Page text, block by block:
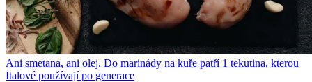
Ani smetana, ani olej. Do marinády na kuře patří 1 tekutina, kterou
Italové používají po generace